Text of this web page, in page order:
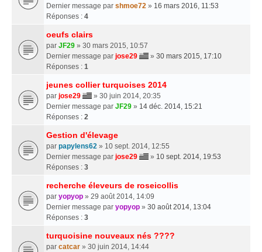
Dernier message par shmoe72 » 16 mars 2016, 11:53
Réponses : 4
oeufs clairs
par JF29 » 30 mars 2015, 10:57
Dernier message par jose29 » 30 mars 2015, 17:10
Réponses : 1
jeunes collier turquoises 2014
par jose29
» 30 juin 2014, 20:35
Dernier message par JF29 » 14 déc. 2014, 15:21
Réponses : 2
Gestion d'élevage
par papylens62 » 10 sept. 2014, 12:55
Dernier message par jose29 » 10 sept. 2014, 19:53
Réponses : 3
recherche éleveurs de roseicollis
par yopyop » 29 août 2014, 14:09
Dernier message par yopyop » 30 août 2014, 13:04
Réponses : 3
turquoisine nouveaux nés ????
par catcar » 30 juin 2014, 14:44